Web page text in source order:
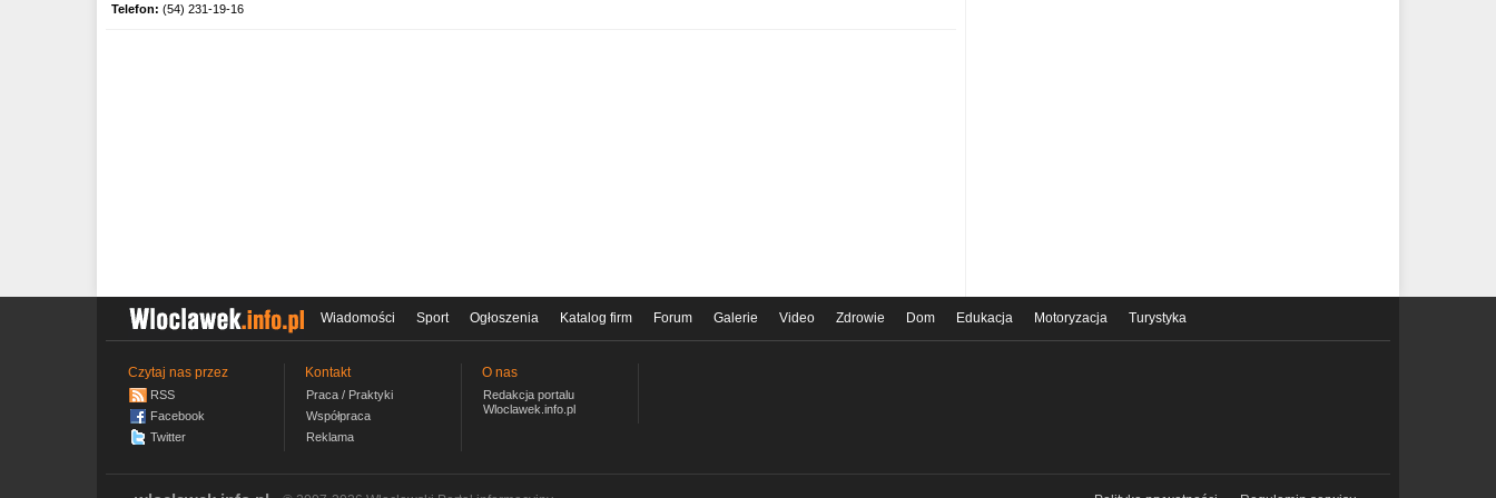
Telefon: (54) 231-19-16
Wiadomości Sport Ogłoszenia Katalog firm Forum Galerie Video Zdrowie Dom Edukacja Motoryzacja Turystyka
Czytaj nas przez
RSS
Facebook
Twitter
Kontakt
Praca / Praktyki
Współpraca
Reklama
O nas
Redakcja portalu
Wloclawek.info.pl